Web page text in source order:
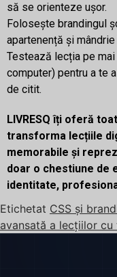
să se orienteze ușor.
Folosește brandingul
apartenență și
Testează lecția pe
computer) pentru a te
de citit.
LIVRESQ îți oferă
transforma lecțiile
memorabile și
doar o chestiune de
identitate,
Etichetat CSS și
avansată a lecțiilor cu